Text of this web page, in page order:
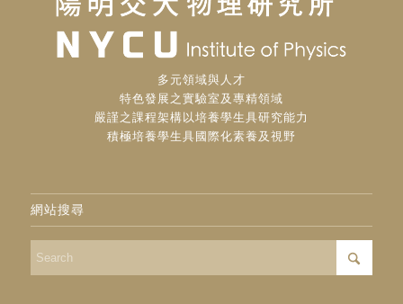
多元領域與人才
特色發展之實驗室及專精領域
嚴謹之課程架構以培養學生具研究能力
積極培養學生具國際化素養及視野
網站搜尋